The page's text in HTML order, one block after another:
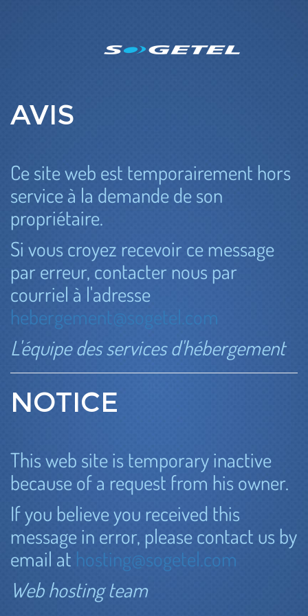
AVIS
Ce site web est temporairement hors
service à la demande de son
propriétaire.
Si vous croyez recevoir ce message
par erreur, contacter nous par
courriel à l'adresse
hebergement@sogetel.com
L'équipe des services d'hébergement
NOTICE
This web site is temporary inactive
because of a request from his owner.
If you believe you received this
message in error, please contact us by
email at hosting@sogetel.com
Web hosting team